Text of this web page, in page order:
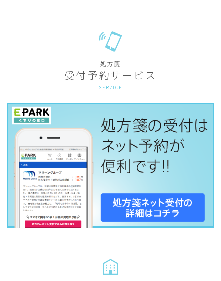
処方箋
受付予約サービス
SERVICE